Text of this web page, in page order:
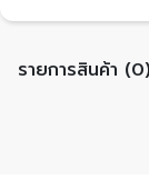
รายการสินค้า (0)